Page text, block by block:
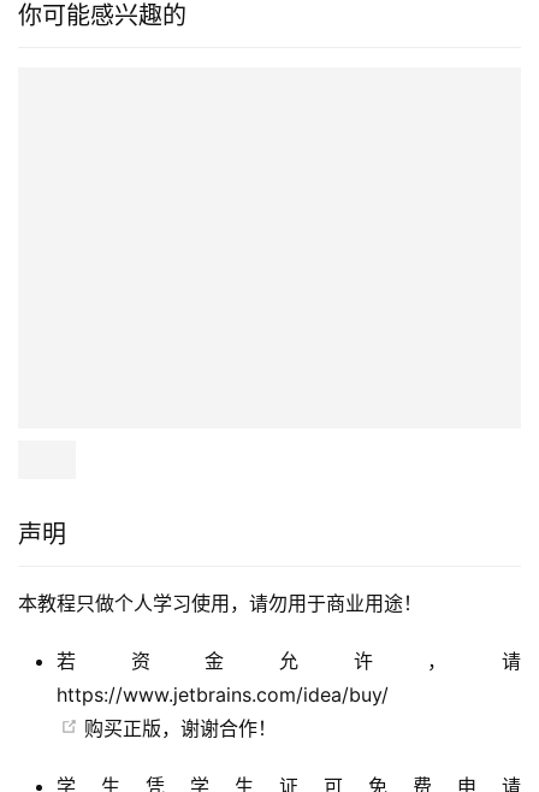
你可能感兴趣的
声明
本教程只做个人学习使用，请勿用于商业用途！
若资金允许，请
https://www.jetbrains.com/idea/buy/
购买正版，谢谢合作！
学生凭学生证可免费申请